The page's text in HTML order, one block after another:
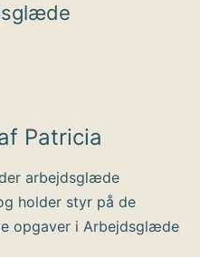
Patricia
arbejdsglæde
holder styr på de
opgaver i Arbejdsglæde